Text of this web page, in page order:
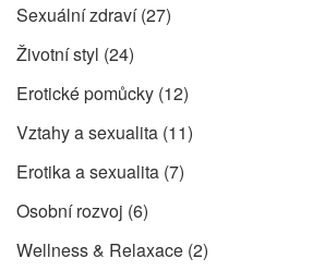
Sexuální zdraví(27)
Životní styl (24)
Erotické pomůcky (12)
Vztahy a sexualita (11)
Erotika a sexualita (7)
Osobní rozvoj (6)
Wellness & Relaxace (2)